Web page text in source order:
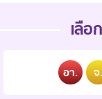
เลื
อา. จ.